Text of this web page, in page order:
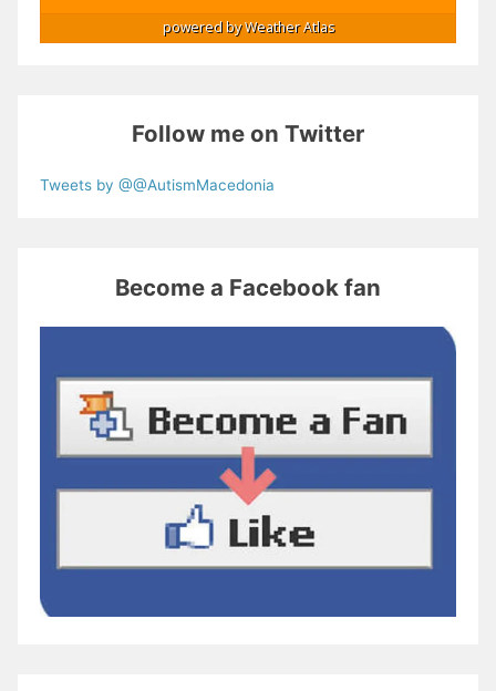
powered byWeather Atlas
Follow me on Twitter
Tweets by @@AutismMacedonia
Become a Facebook fan